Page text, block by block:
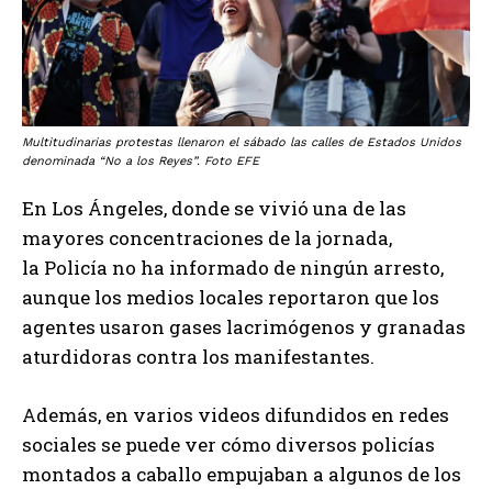
Multitudinarias protestas llenaron el sábado las calles de Estados Unidos
denominada “No a los Reyes”. Foto EFE
En Los Ángeles, donde se vivió una de las
mayores concentraciones de la jornada,
la Policía no ha informado de ningún arresto,
aunque los medios locales reportaron que los
agentes usaron gases lacrimógenos y granadas
aturdidoras contra los manifestantes.
Además, en varios videos difundidos en redes
sociales se puede ver cómo diversos policías
montados a caballo empujaban a algunos de los